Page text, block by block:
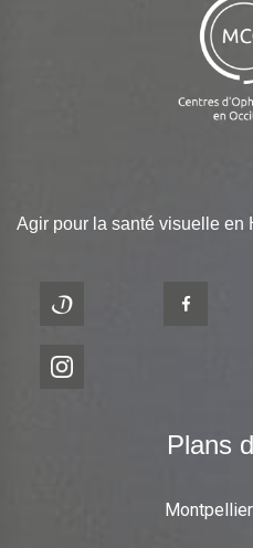
Agir pour la santé visuelle en
Plans